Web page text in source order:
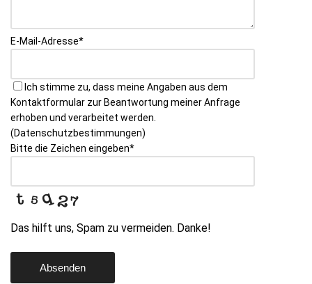
E-Mail-Adresse*
Ich stimme zu, dass meine Angaben aus dem
Kontaktformular zur Beantwortung meiner Anfrage
erhoben und verarbeitet werden.
(Datenschutzbestimmungen)
Email *
Bitte die Zeichen eingeben*
Das hilft uns, Spam zu vermeiden. Danke!
Absenden